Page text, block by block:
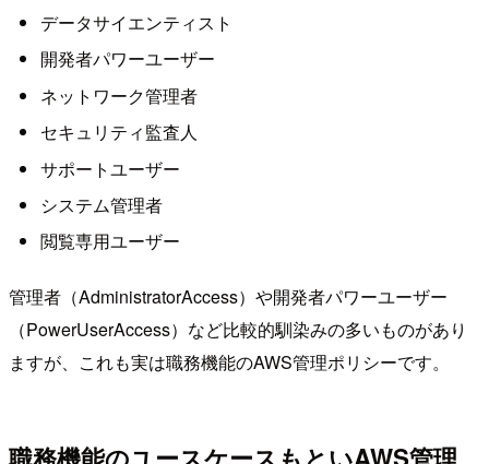
データサイエンティスト
開発者パワーユーザー
ネットワーク管理者
セキュリティ監査人
サポートユーザー
システム管理者
閲覧専用ユーザー
管理者（AdministratorAccess）や開発者パワーユーザー
（PowerUserAccess）など比較的馴染みの多いものがあり
ますが、これも実は職務機能のAWS管理ポリシーです。